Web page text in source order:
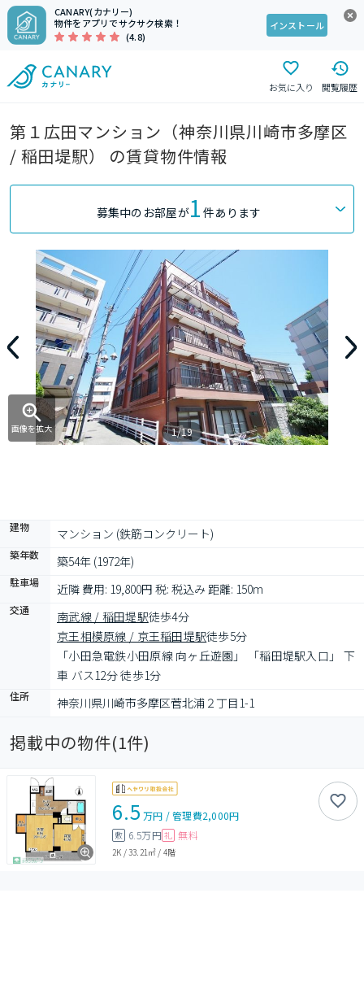
CANARY(カナリー)
物件をアプリでサクサク検索！
(4.8)
インストール
お気に入り 閲覧履歴
第１広田マンション（神奈川県川崎市多摩区
/ 稲田堤駅） の賃貸物件情報
募集中のお部屋が1 件あります
画像を拡大 1/19
建物 マンション (鉄筋コンクリート)
築年数 築54年 (1972年)
駐車場 近隣 費用: 19,800円 税: 税込み 距離: 150m
交通 南武線 / 稲田堤駅徒歩4分
京王相模原線 / 京王稲田堤駅徒歩5分
「小田急電鉄小田原線 向ヶ丘遊園」 「稲田堤駅入口」 下
車 バス12分 徒歩1分
住所 神奈川県川崎市多摩区菅北浦２丁目1-1
掲載中の物件(1件)
6.5 万円 /管理費2,000円
敷 6.5万円 礼 無料
2K /33.21㎡ / 4階